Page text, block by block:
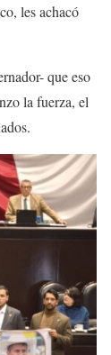
les achacó
que eso
la fuerza, el